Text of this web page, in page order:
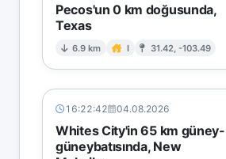
Pecos'un 0 km doğusunda,
Texas
6.9 km I 31.42, -103.49
16:22:42 04.08.2026
Whites City'in 65 km güney-
güneybatısında, New